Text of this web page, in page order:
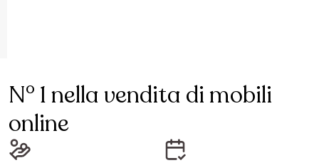
N° 1 nella vendita di mobili
online